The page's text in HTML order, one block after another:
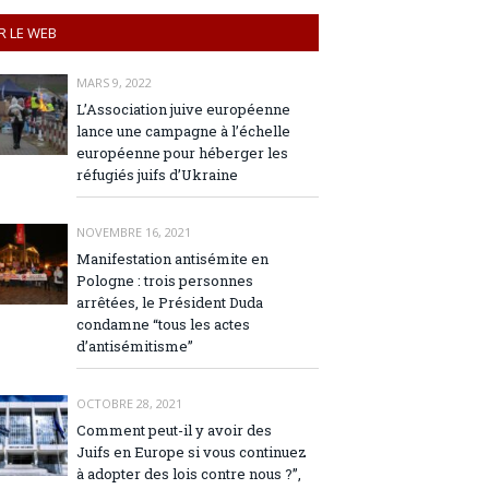
LE WEB
MARS 9, 2022
L’Association juive européenne
lance une campagne à l’échelle
européenne pour héberger les
réfugiés juifs d’Ukraine
NOVEMBRE 16, 2021
Manifestation antisémite en
Pologne : trois personnes
arrêtées, le Président Duda
condamne “tous les actes
d’antisémitisme”
OCTOBRE 28, 2021
Comment peut-il y avoir des
Juifs en Europe si vous continuez
à adopter des lois contre nous ?”,